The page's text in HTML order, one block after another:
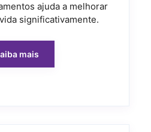
ajuda a melhorar
significativamente.
mais